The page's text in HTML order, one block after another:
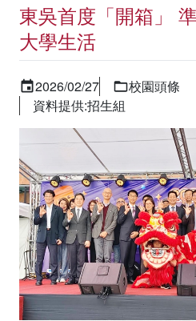
東吳首度「開箱」
大學生活
2026/02/27
校園頭條
資料提供:招生組